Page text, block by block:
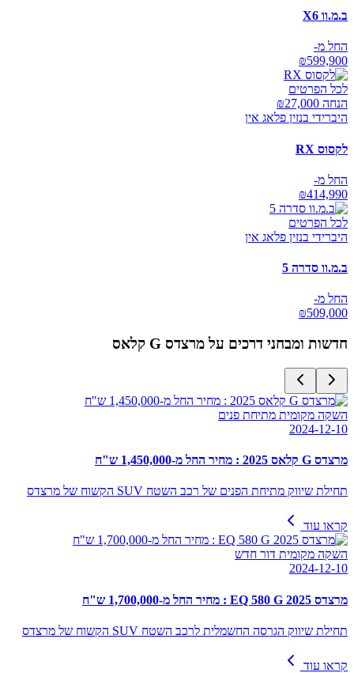
ב.מ.וו X6
החל מ-
₪599,900
לכל הפרטים
הנחה ₪ 27,000
היברידי בנזין פלאג אין
לקסוס RX
החל מ-
₪414,990
לכל הפרטים
היברידי בנזין פלאג אין
ב.מ.וו סדרה 5
החל מ-
₪509,000
חדשות ומבחני דרכים על מרצדס G קלאס
השקה מקומית מתיחת פנים
2024-12-10
מרצדס G קלאס 2025 : מחיר החל מ-1,450,000 ש"ח
תחילת שיווק מתיחת הפנים של רכב השטח SUV הקשוח של מרצדס
קראו עוד
השקה מקומית דור חדש
2024-12-10
מרצדס EQ 580 G 2025 : מחיר החל מ-1,700,000 ש"ח
תחילת שיווק הגרסה החשמלית לרכב השטח SUV הקשוח של מרצדס
קראו עוד